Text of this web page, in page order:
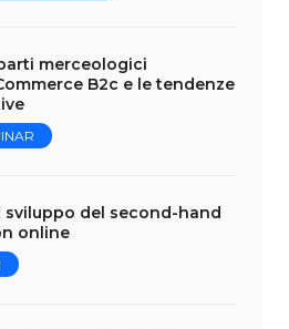
merceologici
B2c e le tendenze
sviluppo del second-hand
online